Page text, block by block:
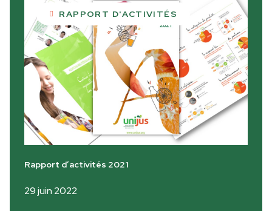
RAPPORT D'ACTIVITÉS
Rapport d’activités 2021
29 juin 2022